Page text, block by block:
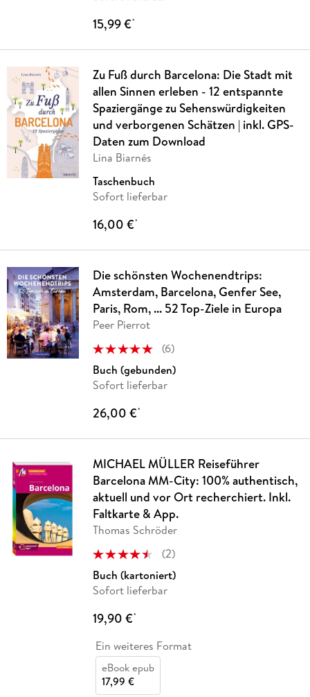
15,99 €*
Zu Fuß durch Barcelona: Die Stadt mit
allen Sinnen erleben - 12 entspannte
Spaziergänge zu Sehenswürdigkeiten
und verborgenen Schätzen | inkl. GPS-
Daten zum Download
Lina Biarnés
Taschenbuch
Sofort lieferbar
16,00 €*
Die schönsten Wochenendtrips:
Amsterdam, Barcelona, Genfer See,
Paris, Rom, ... 52 Top-Ziele in Europa
Peer Pierrot
(6)
Buch (gebunden)
Sofort lieferbar
26,00 €*
MICHAEL MÜLLER Reiseführer
Barcelona MM-City: 100% authentisch,
aktuell und vor Ort recherchiert. Inkl.
Faltkarte & App.
Thomas Schröder
(2)
Buch (kartoniert)
Sofort lieferbar
19,90 €*
Ein weiteres Format
eBook epub
17,99 €